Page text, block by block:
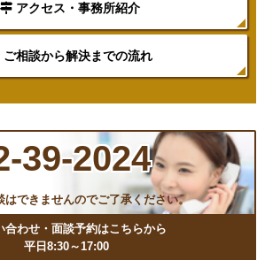
アクセス・事務所紹介
ご相談から解決までの流れ
39-2024
はできませんのでご了承ください。
合わせ・面談予約はこちらから
平日8:30～17:00